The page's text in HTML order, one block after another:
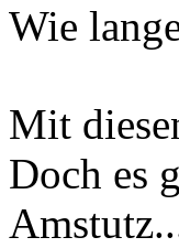
Wie
Mit
Doch es